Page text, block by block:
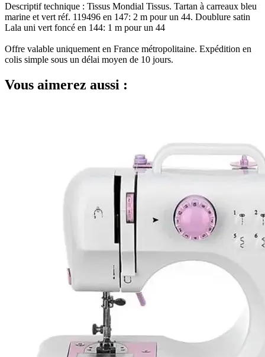
Descriptif technique : Tissus Mondial Tissus. Tartan à carreaux bleu
marine et vert réf. 119496 en 147: 2 m pour un 44. Doublure satin
Lala uni vert foncé en 144: 1 m pour un 44
Offre valable uniquement en France métropolitaine. Expédition en
colis simple sous un délai moyen de 10 jours.
Vous aimerez aussi :